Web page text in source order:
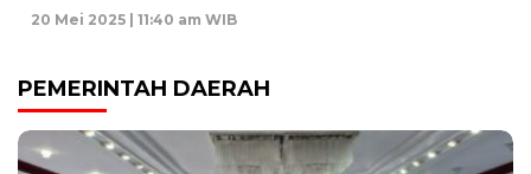
20 Mei 2025 | 11:40 am WIB
PEMERINTAH DAERAH